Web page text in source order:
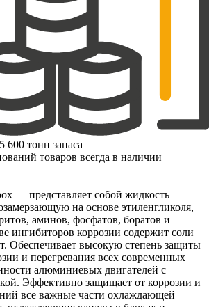
600 тонн запаса
товаров всегда в наличии
— представляет собой жидкость
на основе этиленгликоля,
аминов, фосфатов, боратов и
ингибиторов коррозии содержит соли
Обеспечивает высокую степень защиты
и перегревания всех современных
алюминиевых двигателей с
Эффективно защищает от коррозии и
все важные части охлаждающей